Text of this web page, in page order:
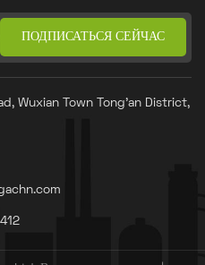
Wuxian Town Tong'an District,